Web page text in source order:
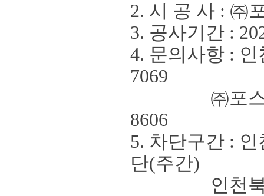
2. 시 공 사 : ㈜
3. 공사기간 :
4. 문의사항 :
7069
㈜포
8606
5. 차단구간 :
단(주간)
인천북항